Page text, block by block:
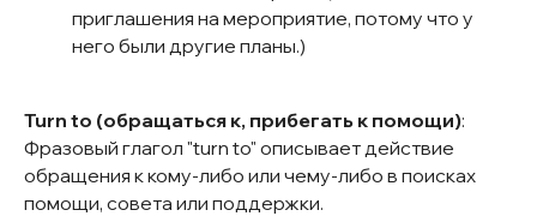
приглашения на мероприятие, потому что у
него были другие планы.)
Turn to (обращаться к, прибегать к помощи):
Фразовый глагол "turn to" описывает действие
обращения к кому-либо или чему-либо в поисках
помощи, совета или поддержки.